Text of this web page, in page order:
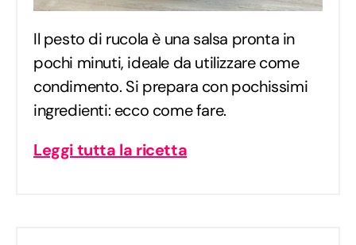
Il pesto di rucola è una salsa pronta in
pochi minuti, ideale da utilizzare come
condimento. Si prepara con pochissimi
ingredienti: ecco come fare.
Leggi tutta la ricetta